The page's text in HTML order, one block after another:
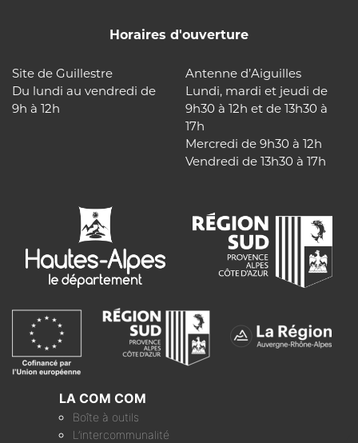
Horaires d'ouverture
Site de Guillestre
Du lundi au vendredi de
9h à 12h
Antenne d’Aiguilles
Lundi, mardi et jeudi de
9h30 à 12h et de 13h30 à
17h
Mercredi de 9h30 à 12h
Vendredi de 13h30 à 17h
LA COM COM
Boîte à outils
L’intercommunalité